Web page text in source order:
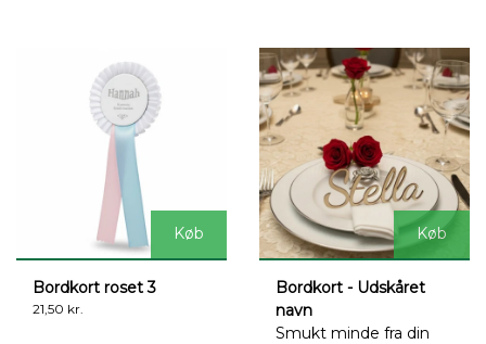
Køb
Bordkort roset 3
21,50 kr.
Køb
Bordkort - Udskåret
navn
Smukt minde fra din